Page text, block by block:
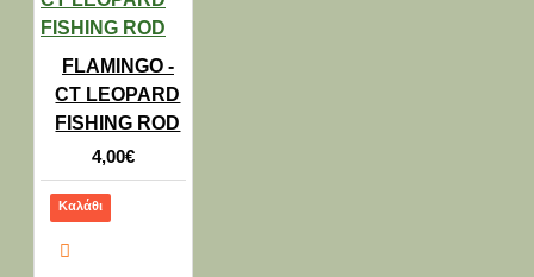
FLAMINGO -
CT LEOPARD
FISHING ROD
4,00€
Καλάθι